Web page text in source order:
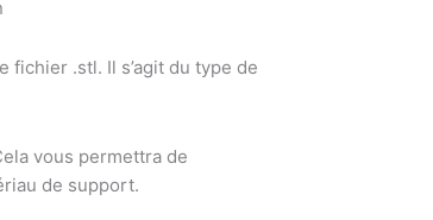
fichier .stl. Il s’agit du type de
vous permettra de
de support.